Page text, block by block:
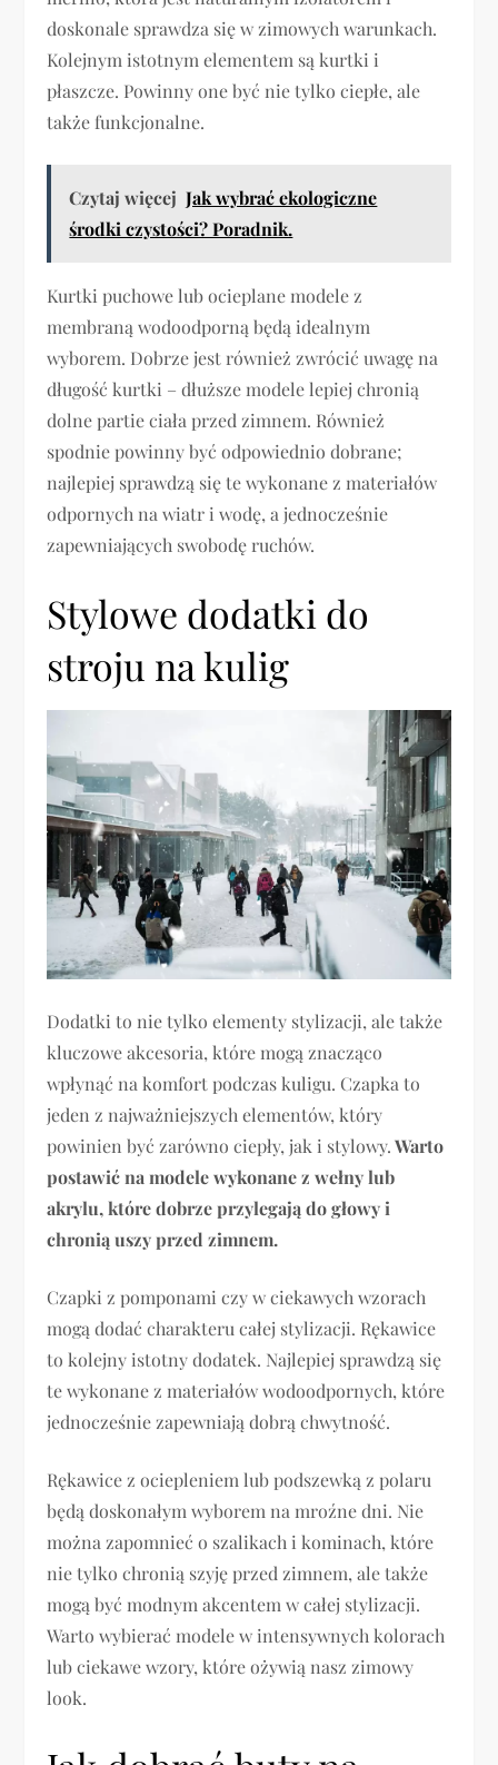
doskonale sprawdza się w zimowych warunkach.
Kolejnym istotnym elementem są kurtki i
płaszcze. Powinny one być nie tylko ciepłe, ale
także funkcjonalne.
Czytaj więcej Jak wybrać ekologiczne
środki czystości? Poradnik.
Kurtki puchowe lub ocieplane modele z
membraną wodoodporną będą idealnym
wyborem. Dobrze jest również zwrócić uwagę na
długość kurtki – dłuższe modele lepiej chronią
dolne partie ciała przed zimnem. Również
spodnie powinny być odpowiednio dobrane;
najlepiej sprawdzą się te wykonane z materiałów
odpornych na wiatr i wodę, a jednocześnie
zapewniających swobodę ruchów.
Stylowe dodatki do
stroju na kulig
Dodatki to nie tylko elementy stylizacji, ale także
kluczowe akcesoria, które mogą znacząco
wpłynąć na komfort podczas kuligu. Czapka to
jeden z najważniejszych elementów, który
powinien być zarówno ciepły, jak i stylowy.Warto
postawić na modele wykonane z wełny lub
akrylu, które dobrze przylegają do głowy i
chronią uszy przed zimnem.
Czapki z pomponami czy w ciekawych wzorach
mogą dodać charakteru całej stylizacji. Rękawice
to kolejny istotny dodatek. Najlepiej sprawdzą się
te wykonane z materiałów wodoodpornych, które
jednocześnie zapewniają dobrą chwytność.
Rękawice z ociepleniem lub podszewką z polaru
będą doskonałym wyborem na mroźne dni. Nie
można zapomnieć o szalikach i kominach, które
nie tylko chronią szyję przed zimnem, ale także
mogą być modnym akcentem w całej stylizacji.
Warto wybierać modele w intensywnych kolorach
lub ciekawe wzory, które ożywią nasz zimowy
look.